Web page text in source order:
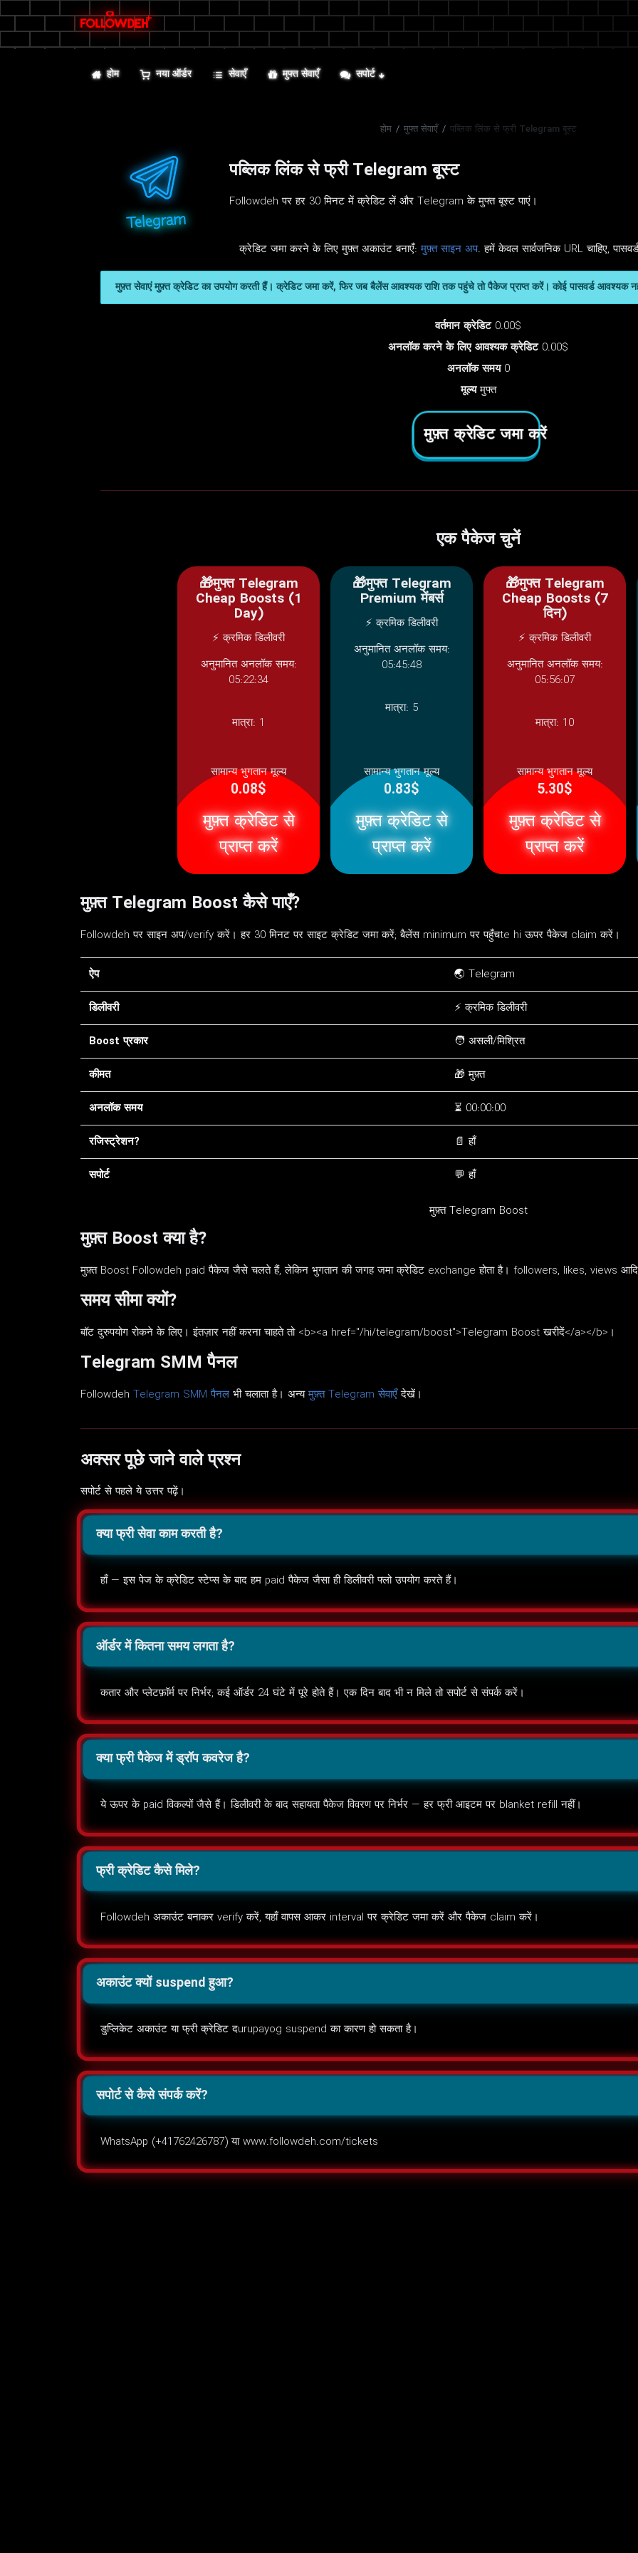
होम नया ऑर्डर सेवाएँ मुफ्त सेवाएँ सपोर्ट
होम / मुफ्त सेवाएँ / पब्लिक लिंक से फ्री Telegram बूस्ट
पब्लिक लिंक से फ्री Telegram बूस्ट
Followdeh पर हर 30 मिनट में क्रेडिट लें और Telegram के मुफ्त बूस्ट पाएं।
क्रेडिट जमा करने के लिए मुफ़्त अकाउंट बनाएँ:मुफ़्त साइन अप. हमें केवल सार्वजनिक URL चाहिए,
मुफ़्त सेवाएं मुफ़्त क्रेडिट का उपयोग करती हैं। क्रेडिट जमा करें, फिर जब बैलेंस आवश्यक राशि तक पहुंचे तो पैकेज प्राप्त करें। कोई पासवर्ड आवश्यक
वर्तमान क्रेडिट 0.00$
अनलॉक करने के लिए आवश्यक क्रेडिट 0.00$
अनलॉक समय0
मूल्यमुफ्त
मुफ़्त क्रेडिट जमा करें
एक पैकेज चुनें
🎁मुफ्त Telegram
Cheap Boosts (1
Day)
⚡ क्रमिक डिलीवरी
अनुमानित अनलॉक समय:
05:22:34
मात्रा: 1
सामान्य भुगतान मूल्य
0.08$
मुफ़्त क्रेडिट से
प्राप्त करें
🎁मुफ्त Telegram
Premium मेंबर्स
⚡ क्रमिक डिलीवरी
अनुमानित अनलॉक समय:
05:45:48
मात्रा: 5
सामान्य भुगतान मूल्य
0.83$
मुफ़्त क्रेडिट से
प्राप्त करें
🎁मुफ्त Telegram
Cheap Boosts (7
दिन)
⚡ क्रमिक डिलीवरी
अनुमानित अनलॉक समय:
05:56:07
मात्रा: 10
सामान्य भुगतान मूल्य
5.30$
मुफ़्त क्रेडिट से
प्राप्त करें
मुफ़्त Telegram Boost कैसे पाएँ?
Followdeh पर साइन अप/verify करें। हर 30 मिनट पर साइट क्रेडिट जमा करें; बैलेंस minimum पर पहुँचte hi ऊपर पैकेज claim करें।
ऐप
🌏 Telegram
डिलीवरी
⚡ क्रमिक डिलीवरी
Boost प्रकार
🧑 असली/मिश्रित
कीमत
🎁 मुफ़्त
अनलॉक समय
⏳ 00:00:00
रजिस्ट्रेशन?
📄 हाँ
सपोर्ट
💬 हाँ
मुफ़्त Telegram Boost
मुफ़्त Boost क्या है?
मुफ़्त Boost Followdeh paid पैकेज जैसे चलते हैं, लेकिन भुगतान की जगह जमा क्रेडिट exchange होता है। followers, likes, views
समय सीमा क्यों?
बॉट दुरुपयोग रोकने के लिए। इंतज़ार नहीं करना चाहते तो <b><a href="/hi/telegram/boost">Telegram Boost खरीदें</a></b>।
Telegram SMM पैनल
Followdeh Telegram SMM पैनलभी चलाता है। अन्यमुफ़्त Telegram सेवाएँदेखें।
अक्सर पूछे जाने वाले प्रश्न
सपोर्ट से पहले ये उत्तर पढ़ें।
क्या फ्री सेवा काम करती है?
हाँ — इस पेज के क्रेडिट स्टेप्स के बाद हम paid पैकेज जैसा ही डिलीवरी फ्लो उपयोग करते हैं।
ऑर्डर में कितना समय लगता है?
कतार और प्लेटफ़ॉर्म पर निर्भर; कई ऑर्डर 24 घंटे में पूरे होते हैं। एक दिन बाद भी न मिले तो सपोर्ट से संपर्क करें।
क्या फ्री पैकेज में ड्रॉप कवरेज है?
ये ऊपर के paid विकल्पों जैसे हैं। डिलीवरी के बाद सहायता पैकेज विवरण पर निर्भर — हर फ्री आइटम पर blanket refill नहीं।
फ्री क्रेडिट कैसे मिले?
Followdeh अकाउंट बनाकर verify करें, यहाँ वापस आकर interval पर क्रेडिट जमा करें और पैकेज claim करें।
अकाउंट क्यों suspend हुआ?
डुप्लिकेट अकाउंट या फ्री क्रेडिट दurupayog suspend का कारण हो सकता है।
सपोर्ट से कैसे संपर्क करें?
WhatsApp (+41762426787) या www.followdeh.com/tickets